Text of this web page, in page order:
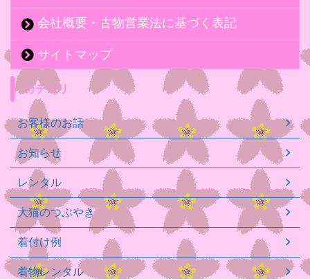
会社概要・古物営業法に基づく表記
サイトマップ
カテゴリ
お客様のお話
お知らせ
レンタル
大猫のつぶやき
着付け例
着物レンタル